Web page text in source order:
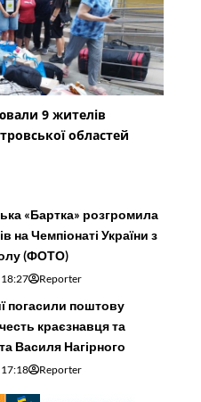
9 жителів
областей
«Бартка» розгромила
на Чемпіонаті України з
(ФОТО)
Reporter
погасили поштову
краєзнавця та
Василя Нагірного
Reporter